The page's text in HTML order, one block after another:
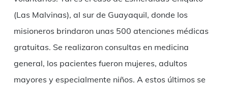
(Las Malvinas), al sur de Guayaquil, donde los
misioneros brindaron unas 500 atenciones médicas
gratuitas. Se realizaron consultas en medicina
general, los pacientes fueron mujeres, adultos
mayores y especialmente niños. A estos últimos se